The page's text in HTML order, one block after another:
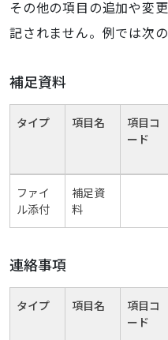
その他の項目の追加や変
記されません。例では次
補足資料
タイプ 項目名
項目コ
ード
ファイ
ル添付
補足資
料
連絡事項
タイプ 項目名
項目コ
ード